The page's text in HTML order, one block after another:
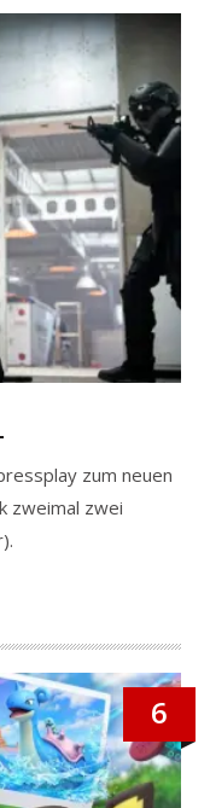
zum neuen
zweimal zwei
6